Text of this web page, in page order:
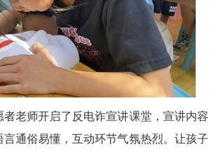
关
工
委
息
师开启了反电诈宣讲课堂，宣讲内容
言通俗易懂，互动环节气氛热烈。让孩子